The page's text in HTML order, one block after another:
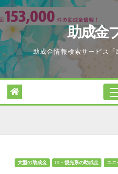
Skip
to
content
助成金
助成金情報検索サービス
大型の助成金 IT・観光系の助成金 ユニ